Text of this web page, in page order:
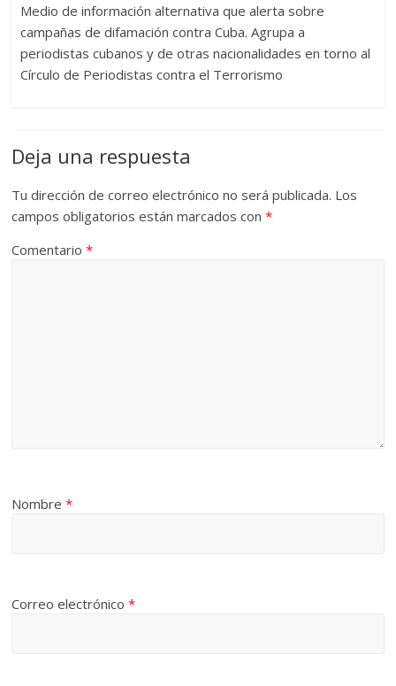
Medio de información alternativa que alerta sobre
campañas de difamación contra Cuba. Agrupa a
periodistas cubanos y de otras nacionalidades en torno al
Círculo de Periodistas contra el Terrorismo
Deja una respuesta
Tu dirección de correo electrónico no será publicada. Los
campos obligatorios están marcados con*
Comentario*
Nombre*
Correo electrónico*